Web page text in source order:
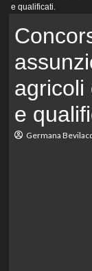
principale
e qualificati.
agricoli
e
Germana